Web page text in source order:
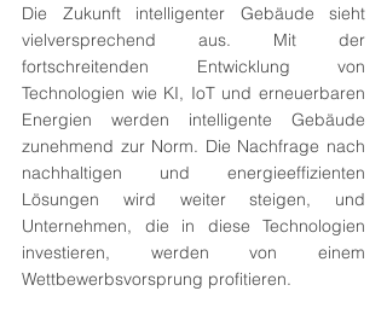
Die Zukunft intelligenter Gebäude sieht
vielversprechend aus. Mit der
fortschreitenden Entwicklung von
Technologien wie KI, IoT und erneuerbaren
Energien werden intelligente Gebäude
zunehmend zur Norm. Die Nachfrage nach
nachhaltigen und energieeffizienten
Lösungen wird weiter steigen, und
Unternehmen, die in diese Technologien
investieren, werden von einem
Wettbewerbsvorsprung profitieren.